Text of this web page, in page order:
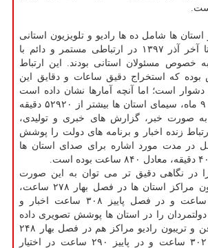
ها شامل ده ها رادیو و تلویزیون استانی
از شروع فروردین تا آخر آذر ۱۳۹۷ در ارتباطی مستمر و دائم با
خصوص مسئولان استانی بودند. این ارتباط
بوده كه استخراج دقیق ساعات و دقایق این
است؛ اما آنچه آمارها نشان داده است
این است كه در این ۹ ماه، سیمای استان ها بیشتر از ۵۲۹۲۰ دقیقه
ساعت به صورت خبر، گزارش های خبری و تولیدی،
زنده اخبار و برنامه های دولت را پوشش
در مدت مورد اشاره برای صدای استان ها
در نگاهی دقیق تر می توان به این صورت
مشاهده كرد. تلویزیون مراكز استان ها در فصل بهار ۲۷۸ ساعت،
فصل تابستان ۲۹۶ ساعت و در فصل پاییز ۳۰۸ ساعت اخبار و
را در استان ها پوشش تصویری داده
اند. همینطور میكروفن و تریبون رادیو مراكز هم در فصل بهار ۲۴۸
ساعت، در تابستان ۳۰۲ ساعت و در پاییز ۲۹۰ ساعت در اختیار